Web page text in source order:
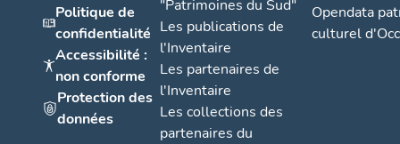
Politique de
confidentialité
Accessibilité :
non conforme
Protection des
données
"Patrimoines du Sud"
Les publications de
l'Inventaire
Les partenaires de
l'Inventaire
Les collections des
partenaires du
Opendata
culturel